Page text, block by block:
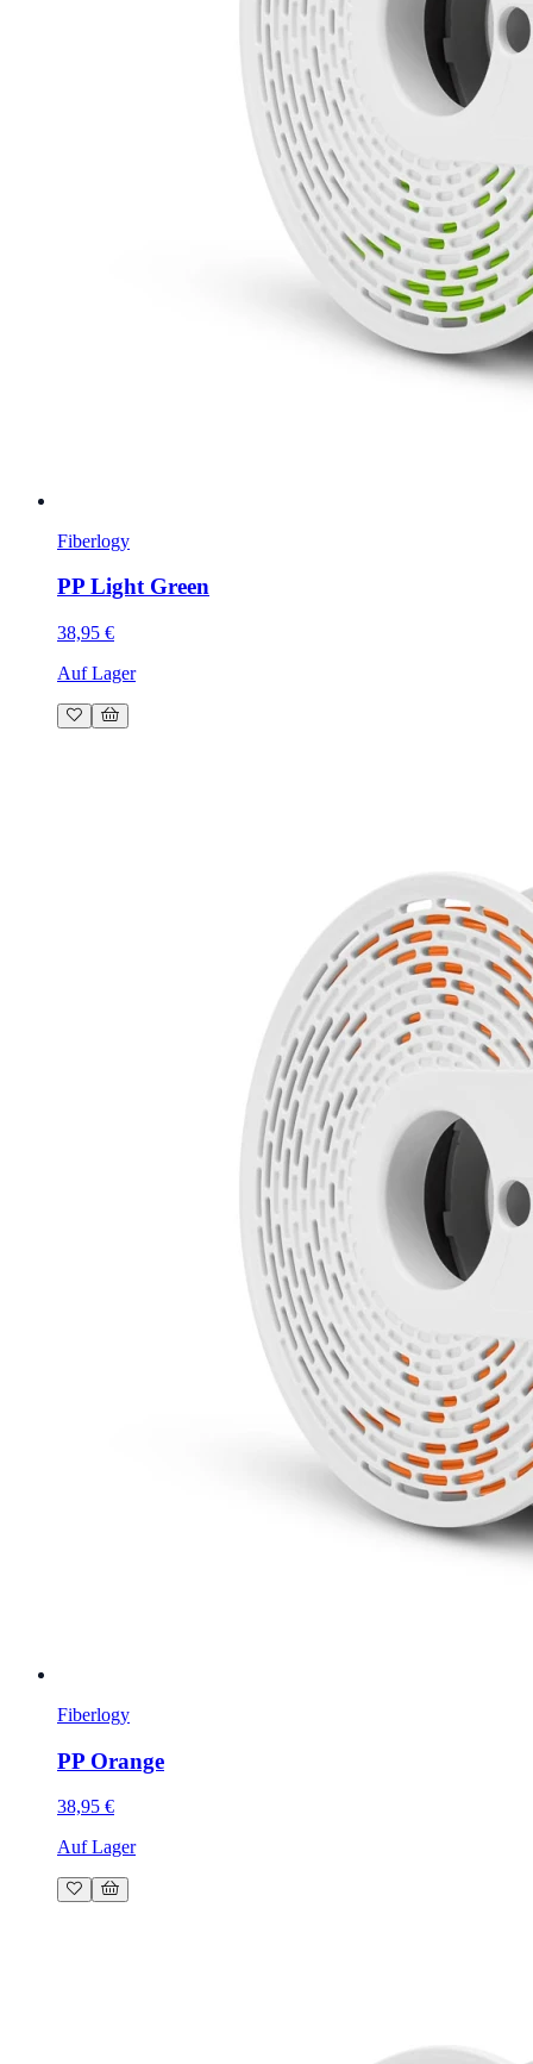
Fiberlogy
PP Light Green
38,95 €
Auf Lager
Fiberlogy
PP Orange
38,95 €
Auf Lager